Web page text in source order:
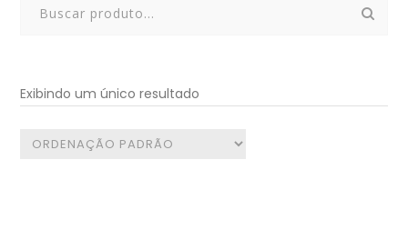
Exibindo um único resultado